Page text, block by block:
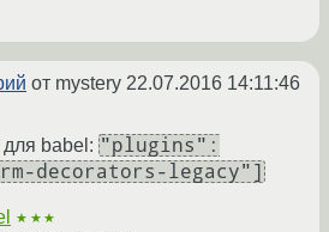
от mystery 22.07.2016 14:11:46
babel: "plugins":
decorators-legacy"]
★★★